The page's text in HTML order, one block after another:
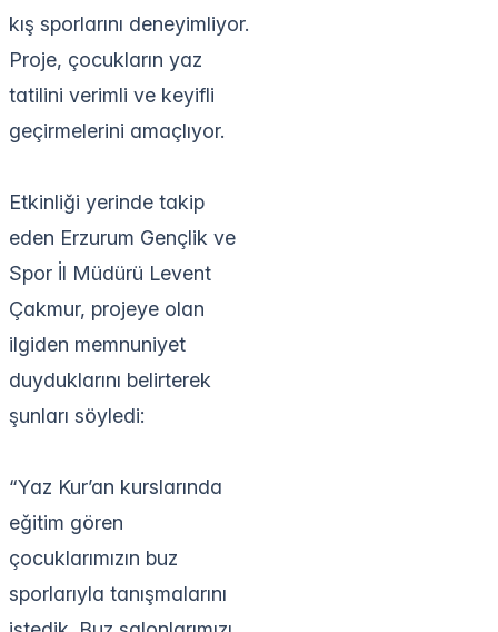
kış sporlarını deneyimliyor.
Proje, çocukların yaz
tatilini verimli ve keyifli
geçirmelerini amaçlıyor.
Etkinliği yerinde takip
eden Erzurum Gençlik ve
Spor İl Müdürü Levent
Çakmur, projeye olan
ilgiden memnuniyet
duyduklarını belirterek
şunları söyledi:
“Yaz Kur’an kurslarında
eğitim gören
çocuklarımızın buz
sporlarıyla tanışmalarını